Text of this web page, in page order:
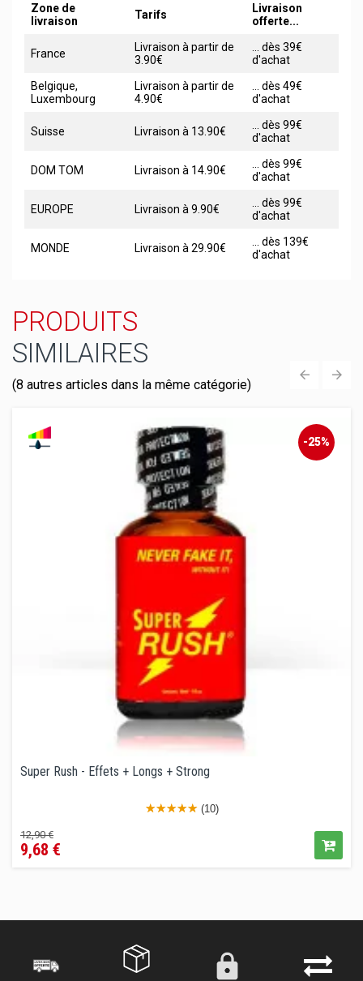
Zone de
livraison
Tarifs
Livraison
offerte...
France
Livraison à partir de
3.90€
... dès 39€
d'achat
Belgique,
Luxembourg
Livraison à partir de
4.90€
... dès 49€
d'achat
Suisse Livraison à 13.90€
... dès 99€
d'achat
DOM TOM Livraison à 14.90€
... dès 99€
d'achat
EUROPE Livraison à 9.90€
... dès 99€
d'achat
MONDE Livraison à 29.90€
... dès 139€
d'achat
PRODUITS
SIMILAIRES
(8 autres articles dans la même catégorie)
-25%
Super Rush - Effets + Longs + Strong
(10)
Prix
de
12,90 €Prix
9,68 €